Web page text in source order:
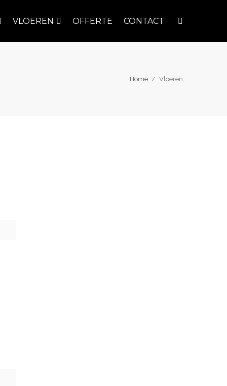
VLOEREN OFFERTE CONTACT
Home / Vloeren